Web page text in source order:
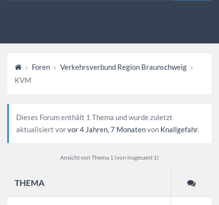
› Foren › Verkehrsverbund Region Braunschweig ›
KVM
Dieses Forum enthält 1 Thema und wurde zuletzt
aktualisiert vorvor 4 Jahren, 7 Monatenvon Knallgefahr.
Ansicht von Thema 1 (von insgesamt 1)
THEMA